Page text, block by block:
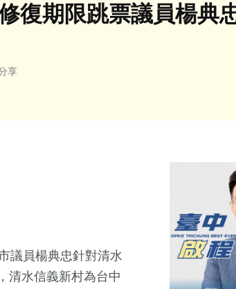
復期限跳票議員楊典
享
議員楊典忠針對清水
清水信義新村為台中